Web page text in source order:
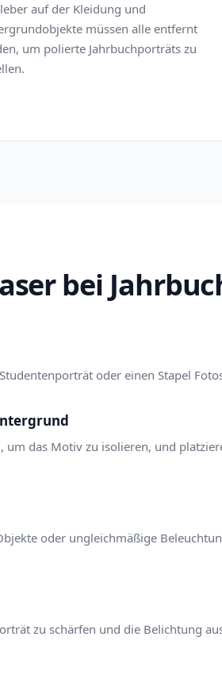
auf der Kleidung und
müssen alle entfernt
um polierte Jahrbuchporträts zu
bei
oder einen Stapel
das Motiv zu isolieren, und
oder ungleichmäßige
zu schärfen und die Belichtung